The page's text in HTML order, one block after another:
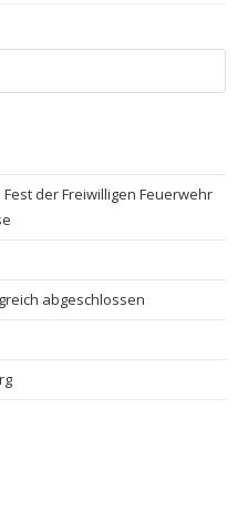
der Freiwilligen Feuerwehr
abgeschlossen